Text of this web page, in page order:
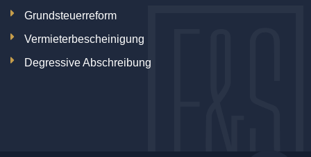
Grundsteuerreform
Vermieterbescheinigung
Degressive Abschreibung